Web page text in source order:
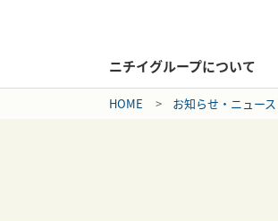
ニチイグループについて
HOME お知らせ・ニュー